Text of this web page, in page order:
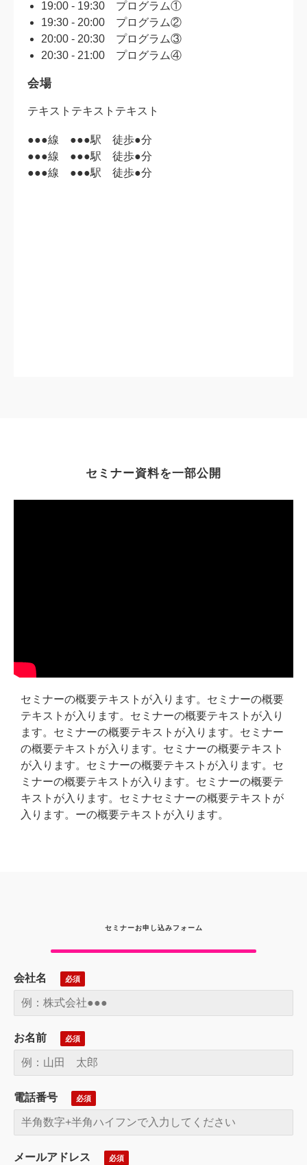
19:00 - 19:30 プログラム①
19:30 - 20:00 プログラム②
20:00 - 20:30 プログラム③
20:30 - 21:00 プログラム④
会場
テキストテキストテキスト
●●●線 ●●●駅 徒歩●分
●●●線 ●●●駅 徒歩●分
●●●線 ●●●駅 徒歩●分
セミナー資料を一部公開
セミナーの概要テキストが入ります。セミナーの概要
テキストが入ります。セミナーの概要テキストが入り
ます。セミナーの概要テキストが入ります。セミナー
の概要テキストが入ります。セミナーの概要テキスト
が入ります。セミナーの概要テキストが入ります。セ
ミナーの概要テキストが入ります。セミナーの概要テ
キストが入ります。セミナセミナーの概要テキストが
入ります。ーの概要テキストが入ります。
セミナーお申し込みフォーム
会社名
お名前
電話番号
メールアドレス